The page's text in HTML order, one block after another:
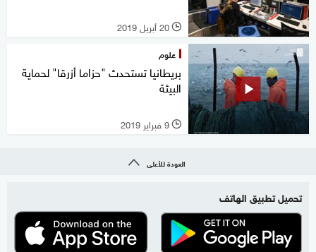
l 20 أبريل 2019
علوم
بريطانيا تستحدث "حزاما أزرقا" لحماية
البيئة
l 9 فبراير 2019
العودة للأعلى
تحميل تطبيق الهاتف